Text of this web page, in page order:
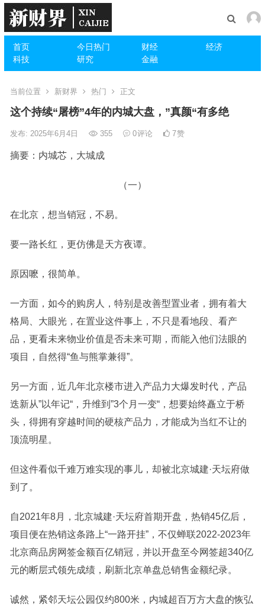
首页 今日热门 财经
经济
科技
研究 金融
当前位置 新财界 热门 正文
这个持续“屠榜”4年的内城大盘，”真颜“有多绝
发布: 2025年6月4日 355 0评论 7赞
摘要：内城芯，大城成
（一）
在北京，想当销冠，不易。
要一路长红，更仿佛是天方夜谭。
原因嚒，很简单。
一方面，如今的购房人，特别是改善型置业者，拥有着大
格局、大眼光，在置业这件事上，不只是看地段、看产
品，更看未来物业价值是否未来可期，而能入他们法眼的
项目，自然得“鱼与熊掌兼得”。
另一方面，近几年北京楼市进入产品力大爆发时代，产品
迭新从”以年记“，升维到”3个月一变“，想要始终矗立于桥
头，得拥有穿越时间的硬核产品力，才能成为当红不让的
顶流明星。
但这件看似千难万难实现的事儿，却被北京城建·天坛府做
到了。
自2021年8月，北京城建·天坛府首期开盘，热销45亿后，
项目便在热销这条路上“一路开挂”，不仅蝉联2022-2023年
北京商品房网签金额百亿销冠，并以开盘至今网签超340亿
元的断层式领先成绩，刷新北京单盘总销售金额纪录。
诚然，紧邻天坛公园仅约800米，内城超百万方大盘的恢弘